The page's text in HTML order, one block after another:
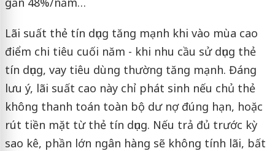
Lãi suất thẻ tín dụng tăng mạnh khi vào mùa cao
điểm chi tiêu cuối năm - khi nhu cầu sử dụng thẻ
tín dụng, vay tiêu dùng thường tăng mạnh. Đáng
lưu ý, lãi suất cao này chỉ phát sinh nếu chủ thẻ
không thanh toán toàn bộ dư nợ đúng hạn, hoặc
rút tiền mặt từ thẻ tín dụng. Nếu trả đủ trước kỳ
sao kê, phần lớn ngân hàng sẽ không tính lãi, bất